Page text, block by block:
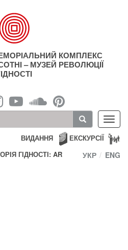
КОМПЛЕКС
– МУЗЕЙ РЕВОЛЮЦІЇ
ЕКСКУРСІЇ
ВИДАННЯ
ГІДНОСТІ: AR
УКР ENG